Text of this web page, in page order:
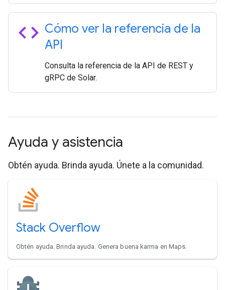
code Cómo ver la referencia de la
API
Consulta la referencia de la API de REST y
gRPC de Solar.
Ayuda y asistencia
Obtén ayuda. Brinda ayuda. Únete a la comunidad.
Stack Overflow
Obtén ayuda. Brinda ayuda. Genera buena karma en Maps.